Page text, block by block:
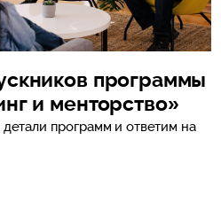
программы
и менторство»
программ и ответим на